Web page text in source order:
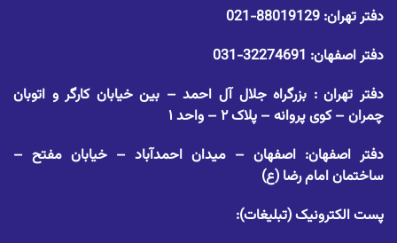
دفتر تهران: 88019129-021
دفتر اصفهان: 32274691-031
دفتر تهران : بزرگراه جلال آل احمد – بین خیابان کارگر و اتوبان
چمران – کوی پروانه – پلاک ۲ – واحد ۱
دفتر اصفهان: اصفهان – میدان احمدآباد – خیابان مفتح –
ساختمان امام رضا (ع)
پست الکترونیک (تبلیغات):